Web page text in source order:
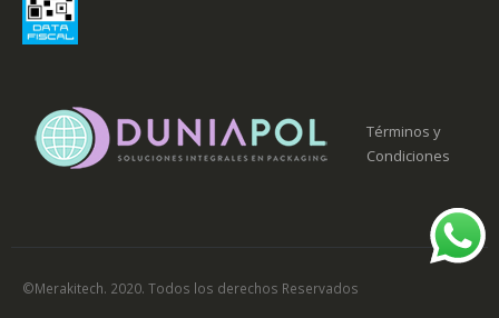
Términos y
Condiciones
©Merakitech. 2020. Todos los derechos Reservados